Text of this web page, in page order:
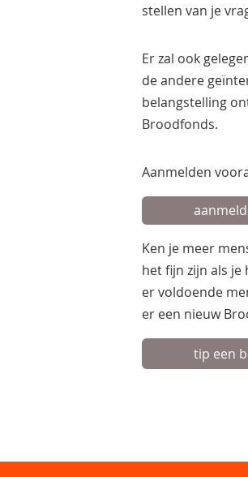
stellen van je
Er zal ook
de andere
belangstelling
Broodfonds.
Aanmelden
Ken je meer
het fijn zijn als
er voldoende
er een nieuw
tip een